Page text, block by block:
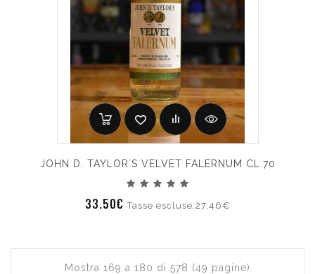
JOHN D. TAYLOR´S VELVET FALERNUM CL.70
33.50€Tasse escluse:27.46€
Mostra 169 a 180 di 578 (49 pagine)